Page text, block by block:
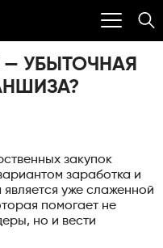
УБЫТОЧНАЯ
закупок
заработка и
уже слаженной
помогает не
но и вести